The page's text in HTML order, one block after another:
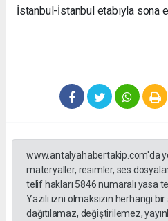
İstanbul-İstanbul etabıyla sona
www.antalyahabertakip.com'da
materyaller, resimler, ses
telif hakları 5846 numaralı yasa
Yazılı izni olmaksızın herhangi
dağıtılamaz, değiştirilemez,